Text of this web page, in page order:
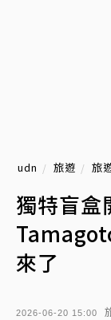
udn 旅遊 旅
獨特盲盒
來了
2026-06-20 15:00